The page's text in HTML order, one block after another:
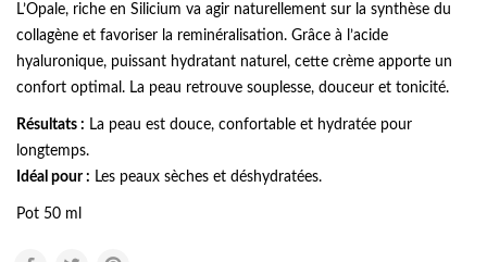
L’Opale, riche en Silicium va agir naturellement sur la synthèse du
collagène et favoriser la reminéralisation. Grâce à l’acide
hyaluronique, puissant hydratant naturel, cette crème apporte un
confort optimal. La peau retrouve souplesse, douceur et tonicité.
Résultats : La peau est douce, confortable et hydratée pour
longtemps.
Idéal pour : Les peaux sèches et déshydratées.
Pot 50 ml